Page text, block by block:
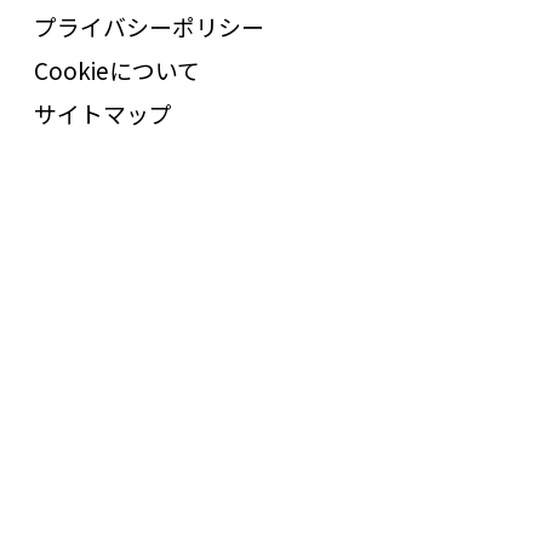
プライバシーポリシー
Cookieについて
サイトマップ